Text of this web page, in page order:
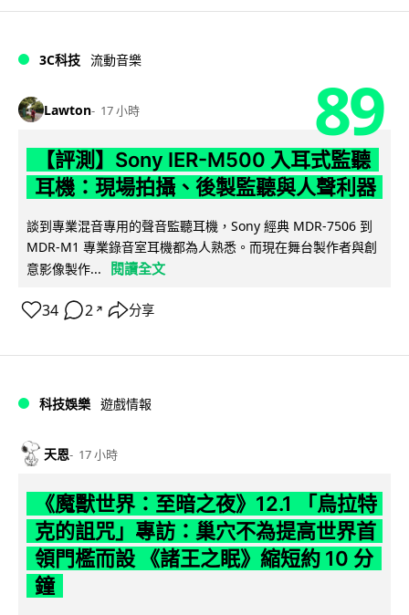
3C科技 流動音樂
Lawton 17 小時 89
【評測】Sony IER-M500 入耳式監聽
耳機：現場拍攝、後製監聽與人聲利器
談到專業混音專用的聲音監聽耳機，Sony 經典 MDR-7506 到
MDR-M1 專業錄音室耳機都為人熟悉。而現在舞台製作者與創
意影像製作...
閱讀全文
34 2 ↗ 分享
科技娛樂 遊戲情報
天恩 17 小時
《魔獸世界：至暗之夜》12.1 「烏拉特
克的詛咒」專訪：巢穴不為提高世界首
領門檻而設 《諸王之眠》縮短約 10 分
鐘